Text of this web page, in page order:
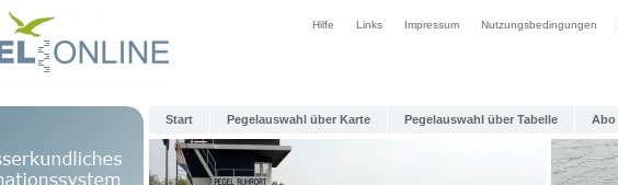
Hilfe Links Impressum Nutzungsbedingungen
Start Pegelauswahl über Karte Pegelauswahl über Tabelle Abo